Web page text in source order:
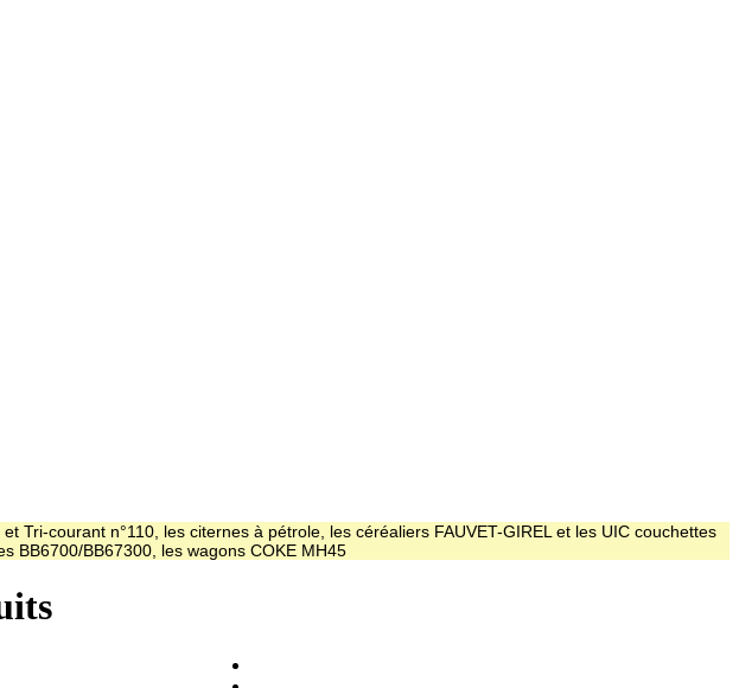
Tri-courant n°110, les citernes à pétrole, les céréaliers FAUVET-GIREL et les UIC couchettes
BB6700/BB67300, les wagons COKE MH45